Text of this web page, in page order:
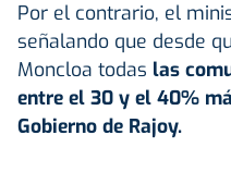
Por el contrario, el
señalando que desde
Moncloa todas las
entre el 30 y el 40%
Gobierno de Rajoy.